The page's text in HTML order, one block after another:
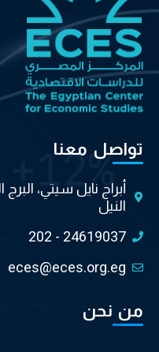
تواصل معنا
أبراج نايل سيتي،
النيل
202 - 24619037
eces@eces.org.eg
من نحن